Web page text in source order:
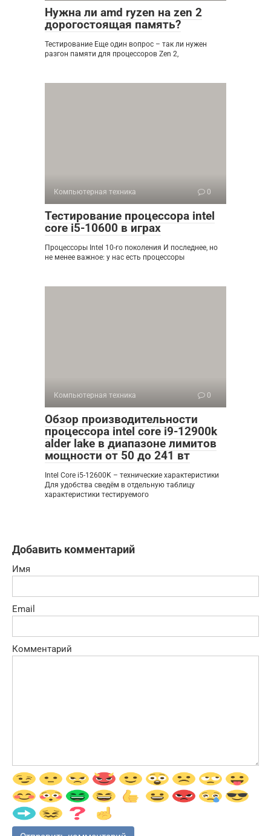
Нужна ли amd ryzen на zen 2
дорогостоящая память?
Тестирование Еще один вопрос – так ли нужен
разгон памяти для процессоров Zen 2,
Компьютерная техника 0
Тестирование процессора intel
core i5-10600 в играх
Процессоры Intel 10-го поколения И последнее, но
не менее важное: у нас есть процессоры
Компьютерная техника 0
Обзор производительности
процессора intel core i9-12900k
alder lake в диапазоне лимитов
мощности от 50 до 241 вт
Intel Core i5-12600K – технические характеристики
Для удобства сведём в отдельную таблицу
характеристики тестируемого
Добавить комментарий
Имя
Email
Комментарий